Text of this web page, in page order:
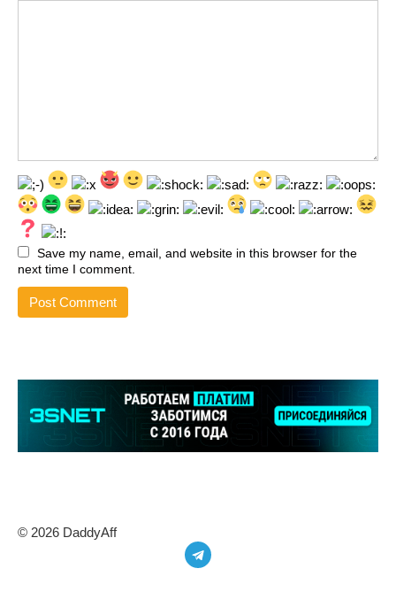
Save my name, email, and website in this browser for the
next time I comment.
© 2026 DaddyAff